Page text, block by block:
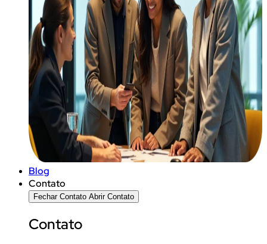
Blog
Contato
Fechar Contato Abrir Contato
Contato